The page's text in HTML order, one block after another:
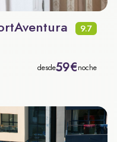
9.7
desde59€noche